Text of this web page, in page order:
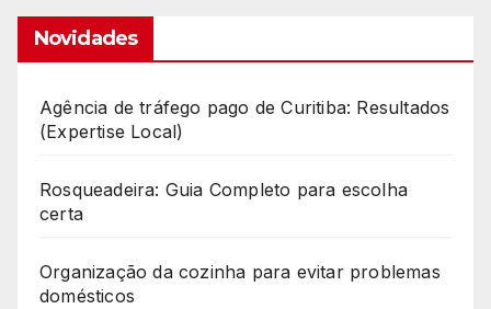
Novidades
Agência de tráfego pago de Curitiba: Resultados
(Expertise Local)
Rosqueadeira: Guia Completo para escolha
certa
Organização da cozinha para evitar problemas
domésticos